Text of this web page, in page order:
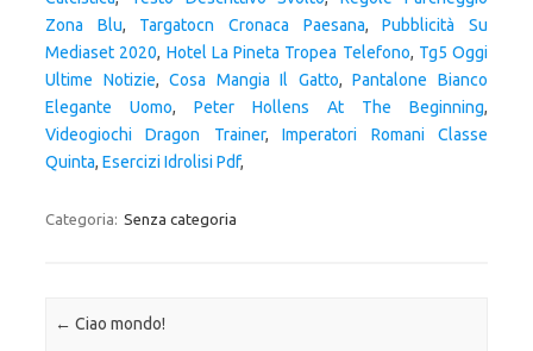
Zona Blu, Targatocn Cronaca Paesana,Pubblicità Su
Mediaset 2020, Hotel La Pineta Tropea Telefono, Tg5 Oggi
Ultime Notizie,Cosa Mangia Il Gatto,Pantalone Bianco
Elegante Uomo, Peter Hollens At The Beginning,
Videogiochi Dragon Trainer,Imperatori Romani Classe
Quinta, Esercizi Idrolisi Pdf,
Categoria: Senza categoria
Navigazione articolo
← Ciao mondo!